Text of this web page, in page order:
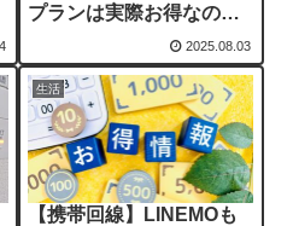
プランは実際お得なの
2025.08.03
生活
【携帯回線】LINEMOも